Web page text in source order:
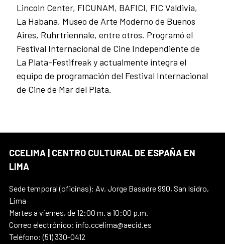
Lincoln Center, FICUNAM, BAFICI, FIC Valdivia,
La Habana, Museo de Arte Moderno de Buenos
Aires, Ruhrtriennale, entre otros. Programó el
Festival Internacional de Cine Independiente de
La Plata-Festifreak y actualmente integra el
equipo de programación del Festival Internacional
de Cine de Mar del Plata.
CCELIMA | CENTRO CULTURAL DE ESPAÑA EN
LIMA
Sede temporal (oficinas): Av. Jorge Basadre 990, San Isidro,
Lima
Martes a viernes, de 12:00 m. a 10:00 p.m.
Correo electrónico: info.ccelima@aecid.es
Teléfono: (51) 330-0412